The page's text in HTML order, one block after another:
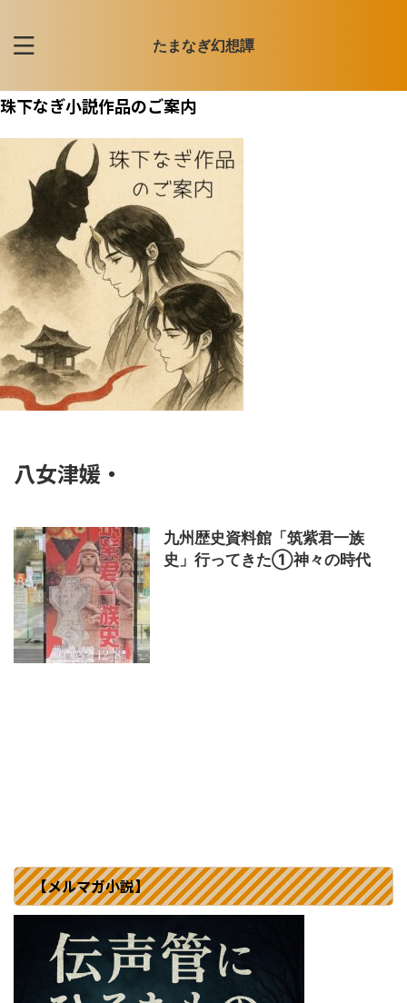
たまなぎ幻想譚
珠下なぎ小説作品のご案内
八女津媛・
九州歴史資料館「筑紫君一族
史」行ってきた①神々の時代
【メルマガ小説】